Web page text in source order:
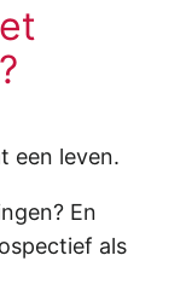
een leven.
En
als